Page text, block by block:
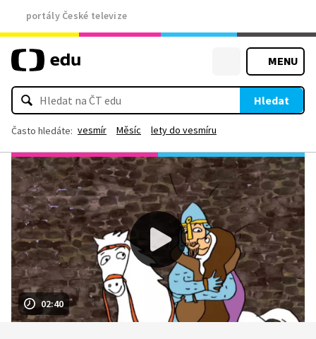
portály České televize
MENU
Hledat
Často hledáte: vesmír Měsíc lety do vesmíru
02:40